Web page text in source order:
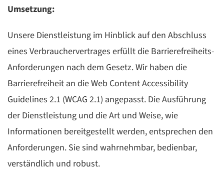
Umsetzung:
Unsere Dienstleistung im Hinblick auf den Abschluss
eines Verbrauchervertrages erfüllt die Barrierefreiheits-
Anforderungen nach dem Gesetz. Wir haben die
Barrierefreiheit an die Web Content Accessibility
Guidelines 2.1 (WCAG 2.1) angepasst. Die Ausführung
der Dienstleistung und die Art und Weise, wie
Informationen bereitgestellt werden, entsprechen den
Anforderungen. Sie sind wahrnehmbar, bedienbar,
verständlich und robust.